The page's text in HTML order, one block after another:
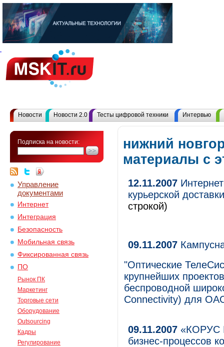
Новости Новости 2.0 Тесты цифровой техники Интервью
Подписка на новости:
Управление
документами
Интернет
Интеграция
Безопасность
Мобильная связь
Фиксированная связь
ПО
Рынок ПК
Маркетинг
Торговые сети
Оборудование
Outsourcing
Кадры
Регулирование
нижний
материалы с
12.11.2007
курьерской
строкой)
09.11.2007
"Оптические
крупнейших
беспроводной
Connectivity) для
09.11.2007 «КОРУС
бизнес-процессов